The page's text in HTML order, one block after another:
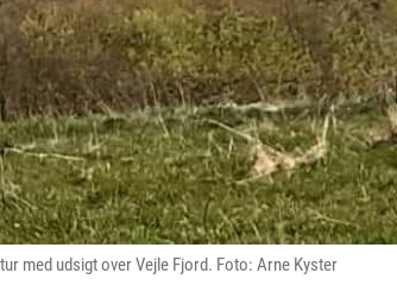
med udsigt over Vejle Fjord. Foto: Arne Kyster